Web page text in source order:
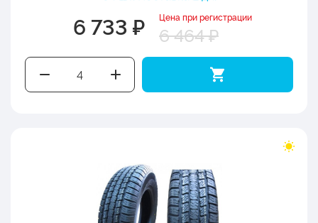
6 733 ₽ Цена при регистрации
6 464 ₽